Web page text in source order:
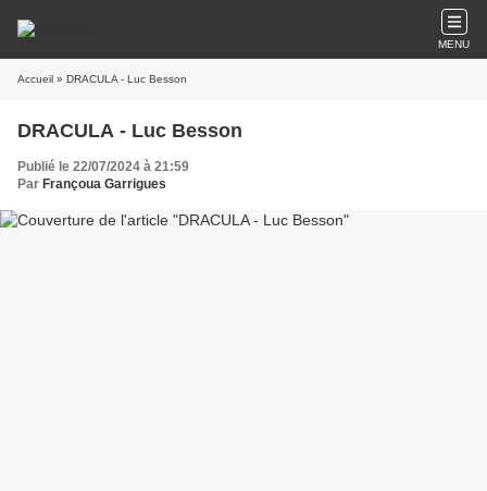
MENU
Accueil » DRACULA - Luc Besson
DRACULA - Luc Besson
Publié le 22/07/2024 à 21:59
Par Françoua Garrigues